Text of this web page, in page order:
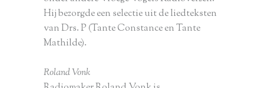
Hij bezorgde een selectie uit de liedteksten
van Drs. P (Tante Constance en Tante
Mathilde).
Roland Vonk